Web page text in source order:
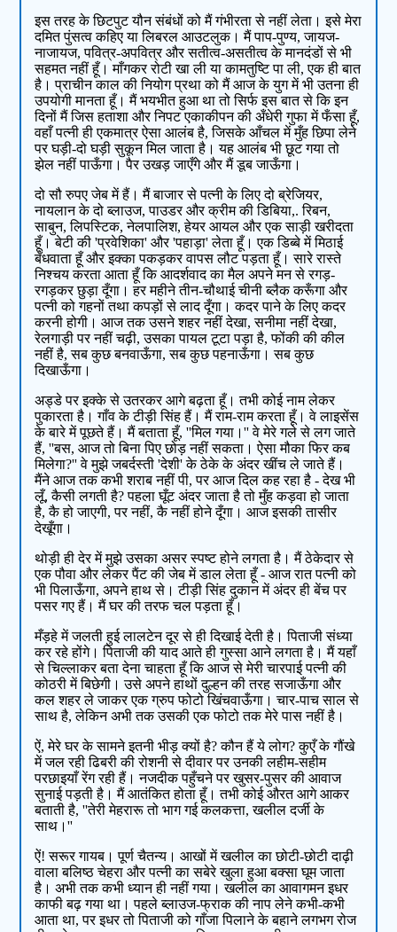
इस तरह के छिटपुट यौन संबंधों को मैं गंभीरता से नहीं लेता। इसे मेरा
दमित पुंसत्व कहिए या लिबरल आउटलुक। मैं पाप-पुण्य, जायज-
नाजायज, पवित्र-अपवित्र और सतीत्व-असतीत्व के मानदंडों से भी
सहमत नहीं हूँ। माँगकर रोटी खा ली या कामतुष्टि पा ली, एक ही बात
है। प्राचीन काल की नियोग प्रथा को मैं आज के युग में भी उतना ही
उपयोगी मानता हूँ। मैं भयभीत हुआ था तो सिर्फ इस बात से कि इन
दिनों मैं जिस हताशा और निपट एकाकीपन की अँधेरी गुफा में फँसा हूँ,
वहाँ पत्नी ही एकमात्र ऐसा आलंब है, जिसके आँचल में मुँह छिपा लेने
पर घड़ी-दो घड़ी सुकून मिल जाता है। यह आलंब भी छूट गया तो
झेल नहीं पाऊँगा। पैर उखड़ जाएँगे और मैं डूब जाऊँगा।
दो सौ रुपए जेब में हैं। मैं बाजार से पत्नी के लिए दो ब्रेजियर,
नायलान के दो ब्लाउज, पाउडर और क्रीम की डिबिया,. रिबन,
साबुन, लिपस्टिक, नेलपालिश, हेयर आयल और एक साड़ी खरीदता
हूँ। बेटी की 'प्रवेशिका' और 'पहाड़ा' लेता हूँ। एक डिब्बे में मिठाई
बँधवाता हूँ और इक्का पकड़कर वापस लौट पड़ता हूँ। सारे रास्ते
निश्चय करता आता हूँ कि आदर्शवाद का मैल अपने मन से रगड़-
रगड़कर छुड़ा दूँगा। हर महीने तीन-चौथाई चीनी ब्लैक करूँगा और
पत्नी को गहनों तथा कपड़ों से लाद दूँगा। कदर पाने के लिए कदर
करनी होगी। आज तक उसने शहर नहीं देखा, सनीमा नहीं देखा,
रेलगाड़ी पर नहीं चढ़ी, उसका पायल टूटा पड़ा है, फोंकी की कील
नहीं है, सब कुछ बनवाऊँगा, सब कुछ पहनाऊँगा। सब कुछ
दिखाऊँगा।
अड्डे पर इक्के से उतरकर आगे बढ़ता हूँ। तभी कोई नाम लेकर
पुकारता है। गाँव के टीड़ी सिंह हैं। मैं राम-राम करता हूँ। वे लाइसेंस
के बारे में पूछते हैं। मैं बताता हूँ, ''मिल गया।'' वे मेरे गले से लग जाते
हैं, ''बस, आज तो बिना पिए छोड़ नहीं सकता। ऐसा मौका फिर कब
मिलेगा?'' वे मुझे जबर्दस्ती 'देशी' के ठेके के अंदर खींच ले जाते हैं।
मैंने आज तक कभी शराब नहीं पी, पर आज दिल कह रहा है - देख भी
लूँ, कैसी लगती है? पहला घूँट अंदर जाता है तो मुँह कड़वा हो जाता
है, कै हो जाएगी, पर नहीं, कै नहीं होने दूँगा। आज इसकी तासीर
देखूँगा।
थोड़ी ही देर में मुझे उसका असर स्पष्ट होने लगता है। मैं ठेकेदार से
एक पौवा और लेकर पैंट की जेब में डाल लेता हूँ - आज रात पत्नी को
भी पिलाऊँगा, अपने हाथ से। टीड़ी सिंह दुकान में अंदर ही बेंच पर
पसर गए हैं। मैं घर की तरफ चल पड़ता हूँ।
मँड़हे में जलती हुई लालटेन दूर से ही दिखाई देती है। पिताजी संध्या
कर रहे होंगे। पिताजी की याद आते ही गुस्सा आने लगता है। मैं यहाँ
से चिल्लाकर बता देना चाहता हूँ कि आज से मेरी चारपाई पत्नी की
कोठरी में बिछेगी। उसे अपने हाथों दुल्हन की तरह सजाऊँगा और
कल शहर ले जाकर एक ग्रुप फोटो खिंचवाऊँगा। चार-पाच साल से
साथ है, लेकिन अभी तक उसकी एक फोटो तक मेरे पास नहीं है।
ऐं, मेरे घर के सामने इतनी भीड़ क्यों है? कौन हैं ये लोग? कुएँ के गौंखे
में जल रही ढिबरी की रोशनी से दीवार पर उनकी लहीम-सहीम
परछाइयाँ रेंग रही हैं। नजदीक पहुँचने पर खुसर-पुसर की आवाज
सुनाई पड़ती है। मैं आतंकित होता हूँ। तभी कोई औरत आगे आकर
बताती है, ''तेरी मेहरारू तो भाग गई कलकत्ता, खलील दर्जी के
साथ।''
ऐं! सरूर गायब। पूर्ण चैतन्य। आखों में खलील का छोटी-छोटी दाढ़ी
वाला बलिष्ठ चेहरा और पत्नी का सबेरे खुला हुआ बक्सा घूम जाता
है। अभी तक कभी ध्यान ही नहीं गया। खलील का आवागमन इधर
काफी बढ़ गया था। पहले ब्लाउज-फ्राक की नाप लेने कभी-कभी
आता था, पर इधर तो पिताजी को गाँजा पिलाने के बहाने लगभग रोज